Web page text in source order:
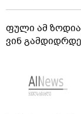
ფული ამ
ვინ